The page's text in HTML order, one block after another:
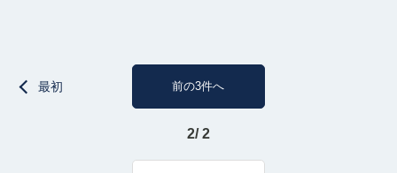
最初 前の3件へ
2/ 2